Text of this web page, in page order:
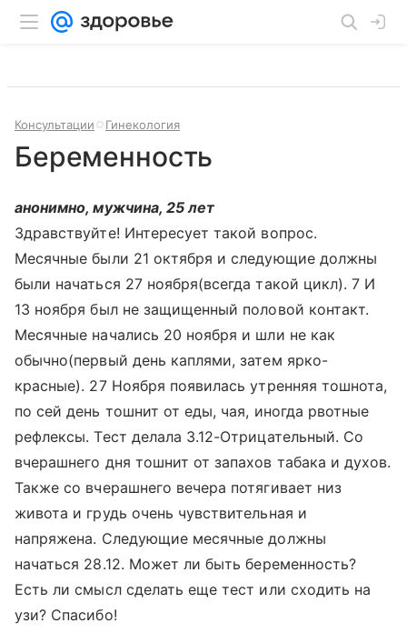
Консультации Гинекология
Беременность
анонимно, мужчина, 25 лет
Здравствуйте! Интересует такой вопрос.
Месячные были 21 октября и следующие должны
были начаться 27 ноября(всегда такой цикл). 7 И
13 ноября был не защищенный половой контакт.
Месячные начались 20 ноября и шли не как
обычно(первый день каплями, затем ярко-
красные). 27 Ноября появилась утренняя тошнота,
по сей день тошнит от еды, чая, иногда рвотные
рефлексы. Тест делала 3.12-Отрицательный. Со
вчерашнего дня тошнит от запахов табака и духов.
Также со вчерашнего вечера потягивает низ
живота и грудь очень чувствительная и
напряжена. Следующие месячные должны
начаться 28.12. Может ли быть беременность?
Есть ли смысл сделать еще тест или сходить на
узи? Спасибо!